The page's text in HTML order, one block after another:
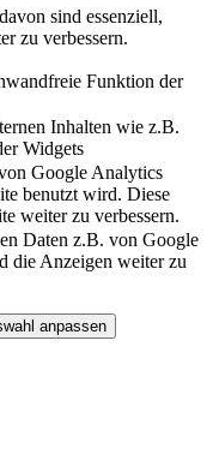
sind essenziell,
zu verbessern.
Funktion der
Inhalten wie z.B.
Widgets
Google Analytics
benutzt wird. Diese
weiter zu verbessern.
Daten z.B. von Google
die Anzeigen weiter zu
anpassen